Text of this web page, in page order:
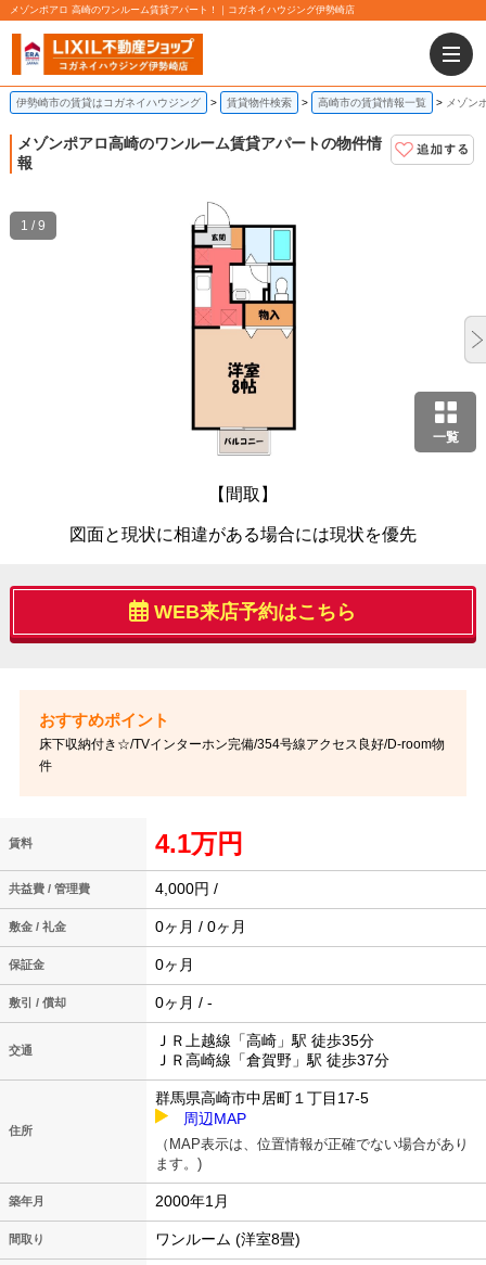
メゾンポアロ 高崎のワンルーム賃貸アパート！｜コガネイハウジング伊勢崎店
伊勢崎市の賃貸はコガネイハウジング 賃貸物件検索 高崎市の賃貸情報一覧 メゾン
メゾンポアロ高崎のワンルーム賃貸アパートの物件情
報
一覧
【間取】
図面と現状に相違がある場合には現状を優先
1 / 9
WEB来店予約はこちら
床下収納付き☆/TVインターホン完備/354号線アクセス良好/D-room物
件
賃料 4.1万円
共益費 / 管理費 4,000円 /
敷金 / 礼金 0ヶ月 / 0ヶ月
保証金 0ヶ月
敷引 / 償却 0ヶ月 / -
交通
ＪＲ上越線「高崎」駅 徒歩35分
ＪＲ高崎線「倉賀野」駅 徒歩37分
住所
群馬県高崎市中居町１丁目17-5
周辺MAP
（MAP表示は、位置情報が正確でない場合があり
ます。)
築年月 2000年1月
間取り ワンルーム (洋室8畳)